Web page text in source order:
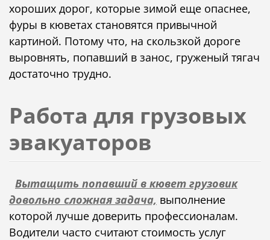
хороших дорог, которые зимой еще опаснее,
фуры в кюветах становятся привычной
картиной. Потому что, на скользкой дороге
выровнять, попавший в занос, груженый тягач
достаточно трудно.
Работа для грузовых
эвакуаторов
Вытащить попавший в кювет грузовик
довольно сложная задача, выполнение
которой лучше доверить профессионалам.
Водители часто считают стоимость услуг